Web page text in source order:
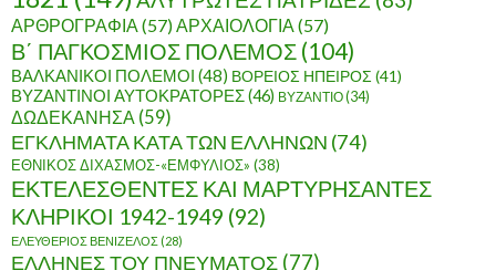
ΑΡΘΡΟΓΡΑΦΙΑ(57)ΑΡΧΑΙΟΛΟΓΙΑ(57)
Β΄ ΠΑΓΚΟΣΜΙΟΣ ΠΟΛΕΜΟΣ (104)
ΒΑΛΚΑΝΙΚΟΙ ΠΟΛΕΜΟΙ (48) ΒΟΡΕΙΟΣ ΗΠΕΙΡΟΣ (41)
ΒΥΖΑΝΤΙΝΟΙ ΑΥΤΟΚΡΑΤΟΡΕΣ(46) ΒΥΖΑΝΤΙΟ(34)
ΔΩΔΕΚΑΝΗΣΑ (59)
ΕΓΚΛΗΜΑΤΑ ΚΑΤΑ ΤΩΝ ΕΛΛΗΝΩΝ (74)
ΕΘΝΙΚΟΣ ΔΙΧΑΣΜΟΣ-«ΕΜΦΥΛΙΟΣ» (38)
ΕΚΤΕΛΕΣΘΕΝΤΕΣ ΚΑΙ ΜΑΡΤΥΡΗΣΑΝΤΕΣ
ΚΛΗΡΙΚΟΙ 1942-1949 (92)
ΕΛΕΥΘΕΡΙΟΣ ΒΕΝΙΖΕΛΟΣ (28)
ΕΛΛΗΝΕΣ ΤΟΥ ΠΝΕΥΜΑΤΟΣ (77)